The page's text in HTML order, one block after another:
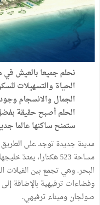
نحلم جميعا بالعيش
الحياة والتسهيلات
الجمال والانسجام
ستمنح ساكنها عالما
مدينة جديدة توجد على
البحر. وهي تجمع بين الفيلات
وفضاءات ترفيهية بالإضافة
صولجان وميناء ترفيهي.